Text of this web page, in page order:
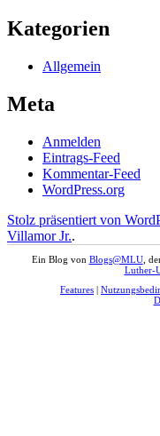
Kategorien
Allgemein
Meta
Anmelden
Eintrags-Feed
Kommentar-Feed
WordPress.org
Stolz präsentiert von
Villamor Jr..
Ein Blog von Blogs@MLU,
Luther-
Features |